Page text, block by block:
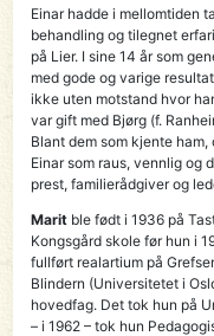
Einar hadde i mellomtiden
behandling og tilegnet
på Lier. I sine 14 år som
med gode og varige
ikke uten motstand hvor
var gift med Bjørg (f.
Blant dem som kjente
Einar som raus, vennlig og
prest, familierådgiver og
Marit ble født i 1936 på
Kongsgård skole før hun i
fullført realartium på
Blindern (Universitetet i
hovedfag. Det tok hun på
– i 1962 – tok hun